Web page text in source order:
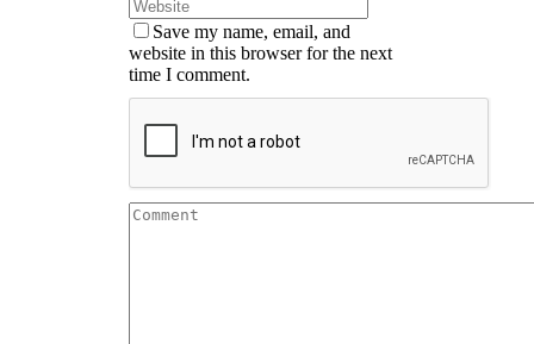
Save my name, email, and
website in this browser for the next
time I comment.